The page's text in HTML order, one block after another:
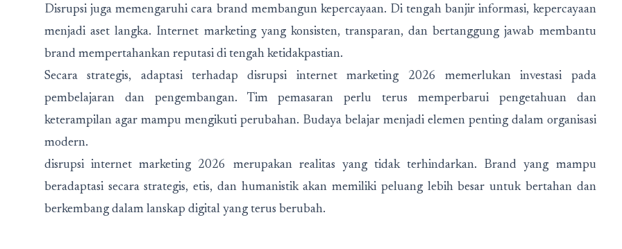
Disrupsi juga memengaruhi cara brand membangun kepercayaan. Di tengah banjir informasi, kepercayaan
menjadi aset langka. Internet marketing yang konsisten, transparan, dan bertanggung jawab membantu
brand mempertahankan reputasi di tengah ketidakpastian.
Secara strategis, adaptasi terhadap disrupsi internet marketing 2026 memerlukan investasi pada
pembelajaran dan pengembangan. Tim pemasaran perlu terus memperbarui pengetahuan dan
keterampilan agar mampu mengikuti perubahan. Budaya belajar menjadi elemen penting dalam organisasi
modern.
disrupsi internet marketing 2026 merupakan realitas yang tidak terhindarkan. Brand yang mampu
beradaptasi secara strategis, etis, dan humanistik akan memiliki peluang lebih besar untuk bertahan dan
berkembang dalam lanskap digital yang terus berubah.